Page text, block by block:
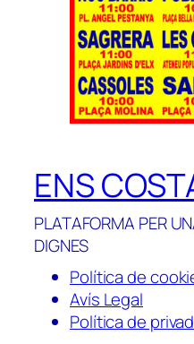
ENS
PLATAFORMA PER
DIGNES
Política de
Avís Legal
Política de